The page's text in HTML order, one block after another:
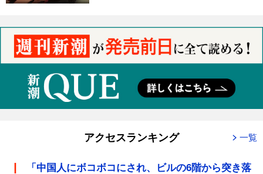
アクセスランキング 一覧
「中国人にボコボコにされ、ビルの6階から突き落